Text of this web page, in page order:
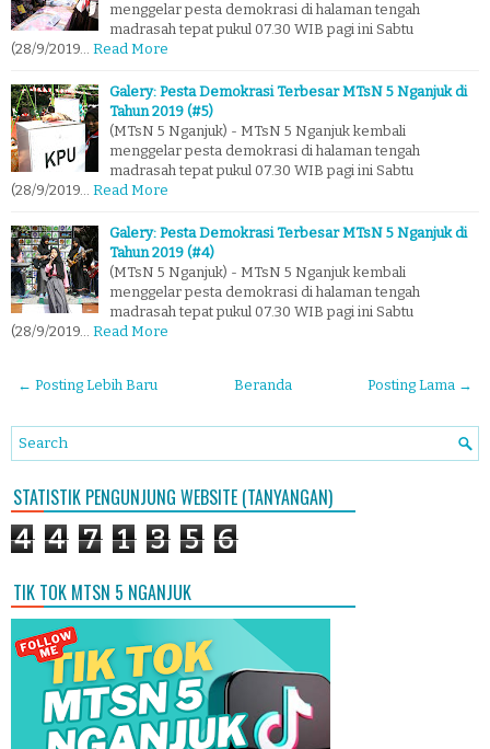
menggelar pesta demokrasi di halaman tengah
madrasah tepat pukul 07.30 WIB pagi ini Sabtu
(28/9/2019… Read More
Galery: Pesta Demokrasi Terbesar MTsN 5 Nganjuk di
Tahun 2019 (#5)
(MTsN 5 Nganjuk) - MTsN 5 Nganjuk kembali
menggelar pesta demokrasi di halaman tengah
madrasah tepat pukul 07.30 WIB pagi ini Sabtu
(28/9/2019… Read More
Galery: Pesta Demokrasi Terbesar MTsN 5 Nganjuk di
Tahun 2019 (#4)
(MTsN 5 Nganjuk) - MTsN 5 Nganjuk kembali
menggelar pesta demokrasi di halaman tengah
madrasah tepat pukul 07.30 WIB pagi ini Sabtu
(28/9/2019… Read More
← Posting Lebih Baru Posting Lama →
Beranda
STATISTIK PENGUNJUNG WEBSITE (TANYANGAN)
4 4 7 1 3 5 6
TIK TOK MTSN 5 NGANJUK